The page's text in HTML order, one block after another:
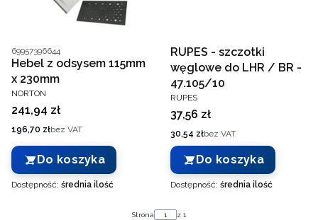
Kod producenta
69957396644
Hebel z odsysem 115mm
x 230mm
PRODUCENT
NORTON
Cena
241,94 zł
Cena
196,70 złbez VAT
Do koszyka
Dostępność: średnia ilość
RUPES - szczotki
węglowe do LHR / BR -
47.105/10
PRODUCENT
RUPES
Cena
37,56 zł
Cena
30,54 złbez VAT
Do koszyka
Dostępność: średnia ilość
Strona z 1